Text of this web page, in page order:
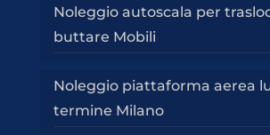
Noleggio autoscala per
buttare Mobili
Noleggio piattaforma aerea
termine Milano